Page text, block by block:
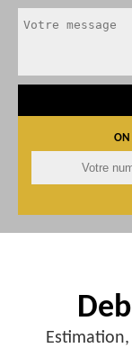
ON